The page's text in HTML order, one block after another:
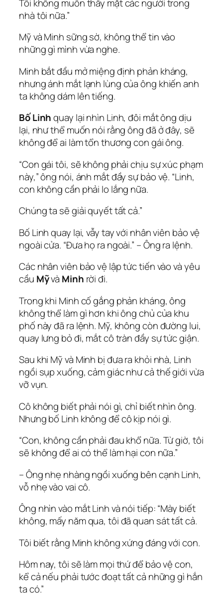
Tôi không muốn thấy mặt các người trong
nhà tôi nữa.”
Mỹ và Minh sững sờ, không thể tin vào
những gì mình vừa nghe.
Minh bắt đầu mở miệng định phản kháng,
nhưng ánh mắt lạnh lùng của ông khiến anh
ta không dám lên tiếng.
Bố Linhquay lại nhìn Linh, đôi mắt ông dịu
lại, như thể muốn nói rằng ông đã ở đây, sẽ
không để ai làm tổn thương con gái ông.
“Con gái tôi, sẽ không phải chịu sự xúc phạm
này,” ông nói, ánh mắt đầy sự bảo vệ. “Linh,
con không cần phải lo lắng nữa.
Chúng ta sẽ giải quyết tất cả.”
Bố Linh quay lại, vẫy tay với nhân viên bảo vệ
ngoài cửa. “Đưa họ ra ngoài.” – Ông ra lệnh.
Các nhân viên bảo vệ lập tức tiến vào và yêu
cầu Mỹvà Minh rời đi.
Trong khi Minh cố gắng phản kháng, ông
không thể làm gì hơn khi ông chủ của khu
phố này đã ra lệnh. Mỹ, không còn đường lui,
quay lưng bỏ đi, mắt cô tràn đầy sự tức giận.
Sau khi Mỹ và Minh bị đưa ra khỏi nhà, Linh
ngồi sụp xuống, cảm giác như cả thế giới vừa
vỡ vụn.
Cô không biết phải nói gì, chỉ biết nhìn ông.
Nhưng bố Linh không để cô kịp nói gì.
“Con, không cần phải đau khổ nữa. Từ giờ, tôi
sẽ không để ai có thể làm hại con nữa.”
– Ông nhẹ nhàng ngồi xuống bên cạnh Linh,
vỗ nhẹ vào vai cô.
Ông nhìn vào mắt Linh và nói tiếp: “Mày biết
không, mấy năm qua, tôi đã quan sát tất cả.
Tôi biết rằng Minh không xứng đáng với con.
Hôm nay, tôi sẽ làm mọi thứ để bảo vệ con,
kể cả nếu phải tước đoạt tất cả những gì hắn
ta có.”